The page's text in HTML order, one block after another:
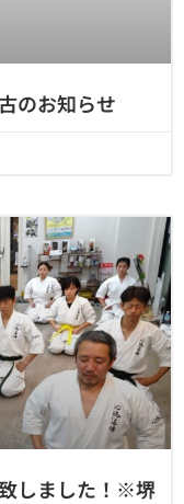
のお知らせ
しました！※堺